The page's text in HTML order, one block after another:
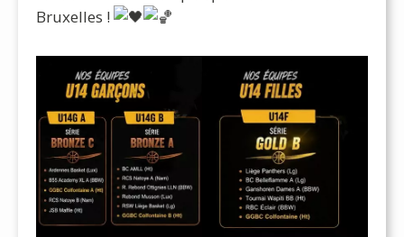
Bruxelles !